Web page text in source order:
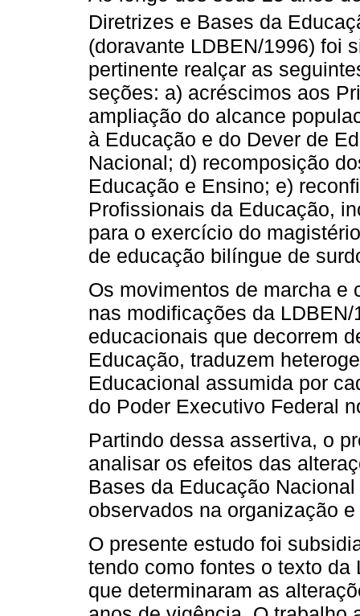
Diretrizes e Bases da
(doravante LDBEN/1996) foi
pertinente realçar as
seções: a) acréscimos aos
ampliação do alcance
à Educação e do Dever de
Nacional; d) recomposição
Educação e Ensino; e)
Profissionais da Educação,
para o exercício do
de educação bilíngue de
Os movimentos de marcha e
nas modificações da
educacionais que decorrem
Educação, traduzem
Educacional assumida por
do Poder Executivo Federal
Partindo dessa assertiva, o
analisar os efeitos das
Bases da Educação
observados na organização
O presente estudo foi
tendo como fontes o texto
que determinaram as